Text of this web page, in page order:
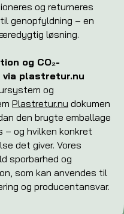
og returneres
genopfyldning – en
løsning.
og CO₂-
via plastretur.nu
og
Plastretur.nu dokumen
den brugte emballage
– og hvilken konkret
det giver. Vores
sporbarhed og
som kan anvendes til
og producentansvar.